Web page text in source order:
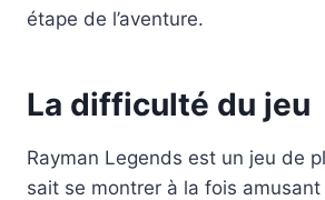
étape de l’aventure.
La difficulté du jeu
Rayman Legends est un jeu de
sait se montrer à la fois